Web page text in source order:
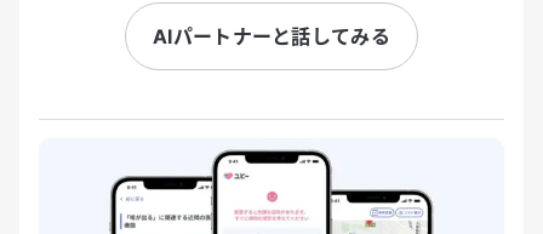
AIパートナーと話してみる